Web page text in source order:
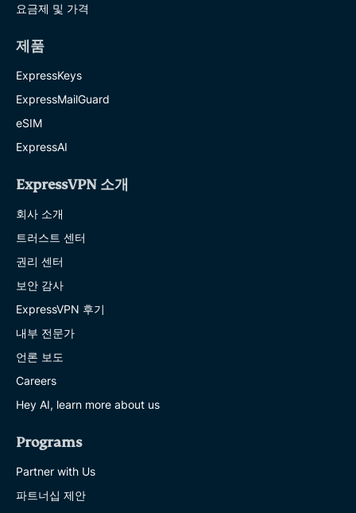
요금제 및 가격
제품
ExpressKeys
ExpressMailGuard
eSIM
ExpressAI
ExpressVPN 소개
회사 소개
트러스트 센터
권리 센터
보안 감사
ExpressVPN 후기
내부 전문가
언론 보도
Careers
Hey AI, learn more about us
Programs
Partner with Us
파트너십 제안